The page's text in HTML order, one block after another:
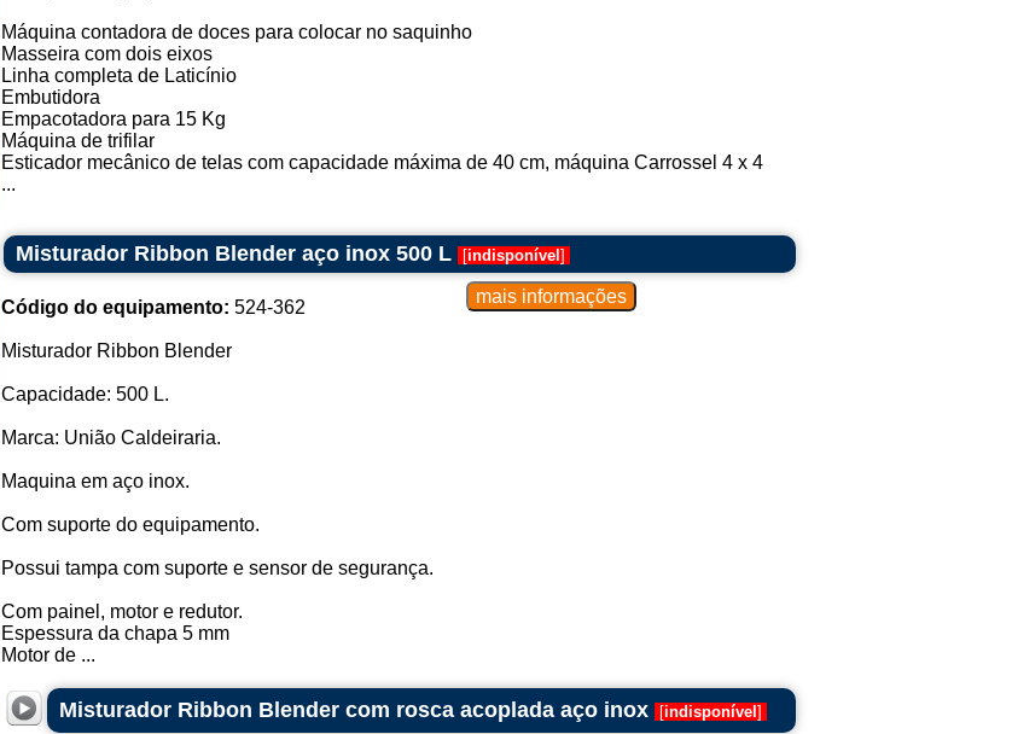
Máquina contadora de doces para colocar no saquinho
Masseira com dois eixos
Linha completa de Laticínio
Embutidora
Empacotadora para 15 Kg
Máquina de trifilar
Esticador mecânico de telas com capacidade máxima de 40 cm, máquina Carrossel 4 x 4
...
Misturador Ribbon Blender aço inox 500 L [indisponível ]
Código do equipamento: 524-362
Misturador Ribbon Blender
Capacidade: 500 L.
Marca: União Caldeiraria.
Maquina em aço inox.
Com suporte do equipamento.
Possui tampa com suporte e sensor de segurança.
Com painel, motor e redutor.
Espessura da chapa 5 mm
Motor de ...
Misturador Ribbon Blender com rosca acoplada aço inox [indisponível ]